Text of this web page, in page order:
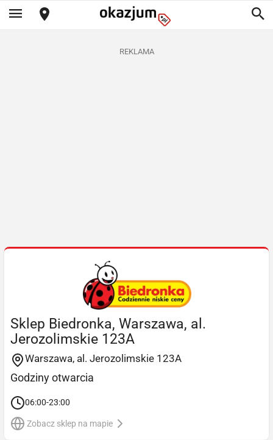
REKLAMA
Sklep Biedronka, Warszawa, al.
Jerozolimskie 123A
Warszawa, al. Jerozolimskie 123A
Godziny otwarcia
06:00-23:00
Zobacz sklep na mapie